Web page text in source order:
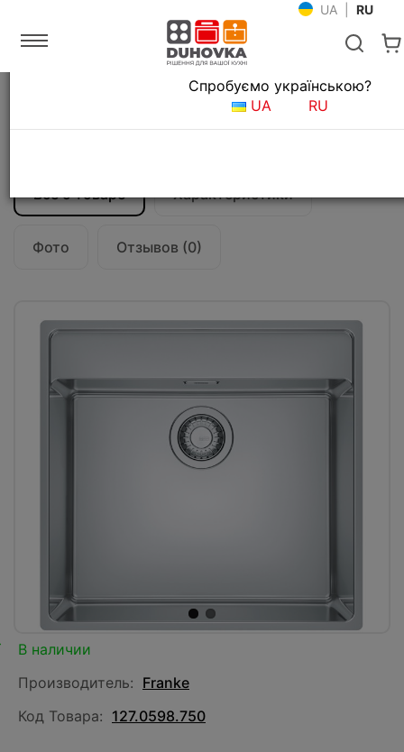
UA RU
Мойки и смесители Кухонные мойки
Кухонная мойка Franke Maris MRX 210-50
Все о товаре Характеристики
Фото Отзывов (0)
Язык магазина
Спробуємо українською?
UA
RU
В наличии
Производитель: Franke
Код Товара: 127.0598.750